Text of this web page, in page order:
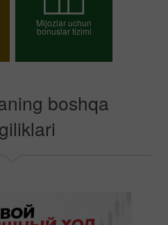
Mijozlar uchun
bonuslar tizimi
boshqa